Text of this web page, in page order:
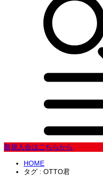
新規入会はこちらから
HOME
タグ : OTTO君